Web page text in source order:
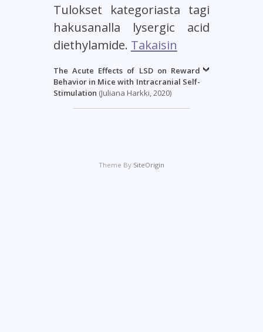
Tulokset kategoriasta tagi
hakusanalla lysergic acid
diethylamide. Takaisin
The Acute Effects of LSD on Reward
Behavior in Mice with Intracranial Self-
Stimulation (Juliana Harkki, 2020)
Theme By SiteOrigin